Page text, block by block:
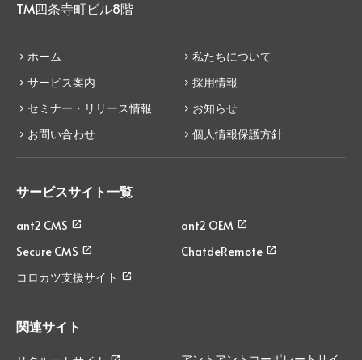
TM四条寺町ビル8階
ホーム
私たちについて
サービス案内
採用情報
セミナー・リリース情報
お知らせ
お問い合わせ
個人情報保護方針
サービスサイト一覧
ant2 CMS
ant2 OEM
Secure CMS
ChatdeRemote
コロカツ支援サイト
関連サイト